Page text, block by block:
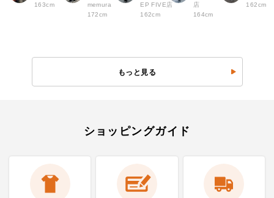
163cm
memura
172cm
EP FIVE店
162cm
店
164cm
162cm
もっと見る
ショッピングガイド